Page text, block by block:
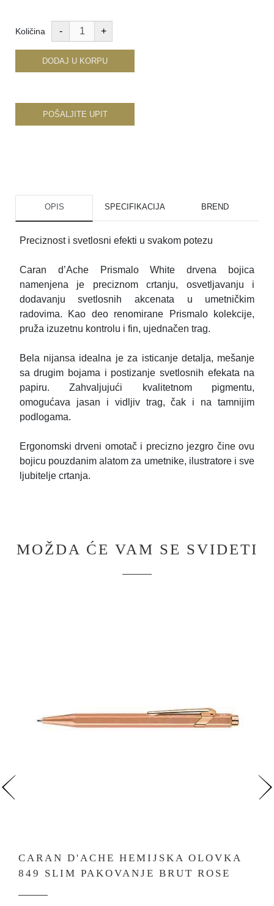
Količina
DODAJ U KORPU
POŠALJITE UPIT
OPIS SPECIFIKACIJA BREND
Preciznost i svetlosni efekti u svakom potezu
Caran d’Ache Prismalo White drvena bojica
namenjena je preciznom crtanju, osvetljavanju i
dodavanju svetlosnih akcenata u umetničkim
radovima. Kao deo renomirane Prismalo kolekcije,
pruža izuzetnu kontrolu i fin, ujednačen trag.
Bela nijansa idealna je za isticanje detalja, mešanje
sa drugim bojama i postizanje svetlosnih efekata na
papiru. Zahvaljujući kvalitetnom pigmentu,
omogućava jasan i vidljiv trag, čak i na tamnijim
podlogama.
Ergonomski drveni omotač i precizno jezgro čine ovu
bojicu pouzdanim alatom za umetnike, ilustratore i sve
ljubitelje crtanja.
MOŽDA ĆE VAM SE SVIDETI
CARAN D'ACHE HEMIJSKA OLOVKA
849 SLIM PAKOVANJE BRUT ROSE